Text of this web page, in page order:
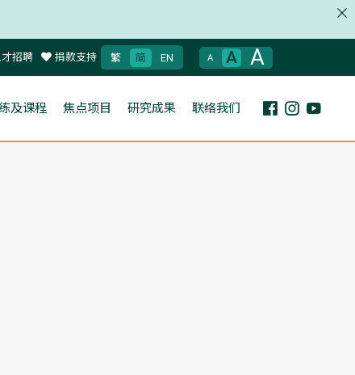
才招聘 捐款支持 繁 简 EN A A A
及课程 焦点项目 研究成果 联络我们